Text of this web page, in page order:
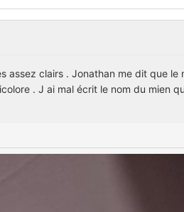
assez clairs . Jonathan me dit que le
. J ai mal écrit le nom du mien